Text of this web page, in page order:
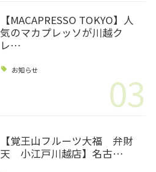
【MACAPRESSO TOKYO】人
気のマカプレッソが川越ク
レ…
お知らせ 03
【覚王山フルーツ大福 弁財
天 小江戸川越店】名古…